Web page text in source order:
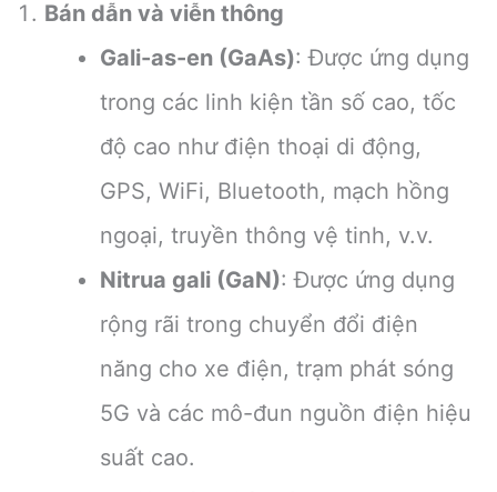
Bán dẫn và viễn thông
Gali-as-en (GaAs): Được ứng dụng
trong các linh kiện tần số cao, tốc
độ cao như điện thoại di động,
GPS, WiFi, Bluetooth, mạch hồng
ngoại, truyền thông vệ tinh, v.v.
Nitrua gali (GaN): Được ứng dụng
rộng rãi trong chuyển đổi điện
năng cho xe điện, trạm phát sóng
5G và các mô-đun nguồn điện hiệu
suất cao.